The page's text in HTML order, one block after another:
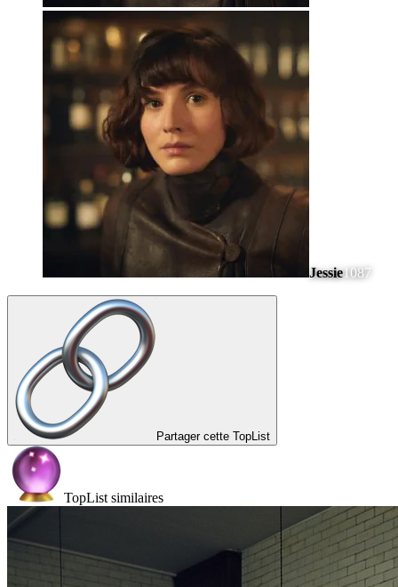
Jessie1087
Partager cette TopList
TopList similaires